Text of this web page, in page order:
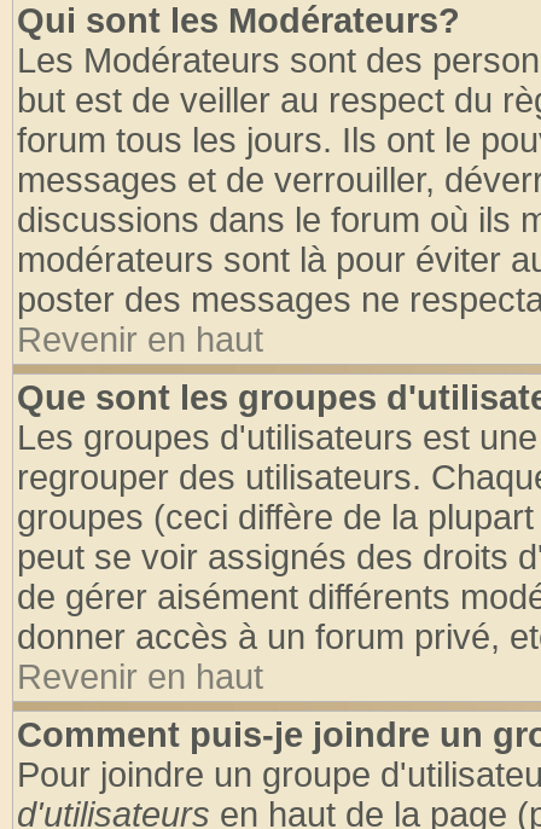
Qui sont les Modérateurs?
Les Modérateurs sont des
but est de veiller au respect du
forum tous les jours. Ils ont le
messages et de verrouiller,
discussions dans le forum où ils
modérateurs sont là pour éviter
poster des messages ne
Revenir en haut
Que sont les groupes
Les groupes d'utilisateurs est
regrouper des utilisateurs.
groupes (ceci diffère de la
peut se voir assignés des droits
de gérer aisément différents
donner accès à un forum privé,
Revenir en haut
Comment puis-je joindre un
Pour joindre un groupe
d'utilisateurs en haut de la page